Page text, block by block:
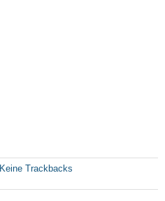
Keine Trackbacks